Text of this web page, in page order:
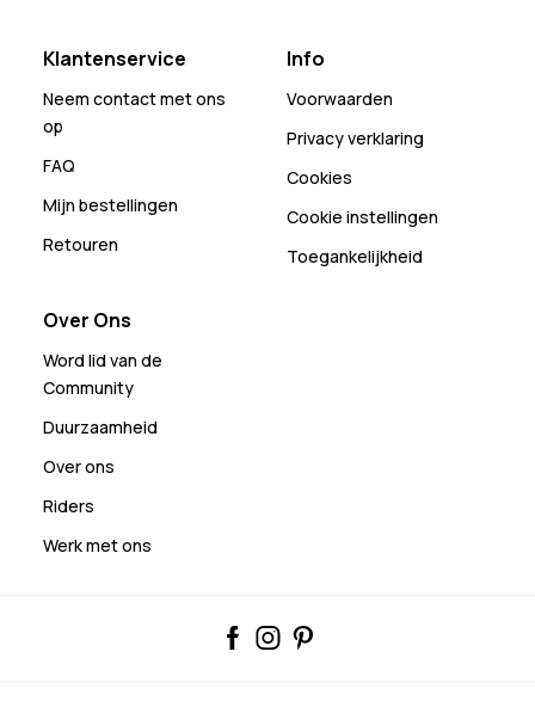
Klantenservice
Neem contact met ons
op
FAQ
Mijn bestellingen
Retouren
Info
Voorwaarden
Privacy verklaring
Cookies
Cookie instellingen
Toegankelijkheid
Over Ons
Word lid van de
Community
Duurzaamheid
Over ons
Riders
Werk met ons